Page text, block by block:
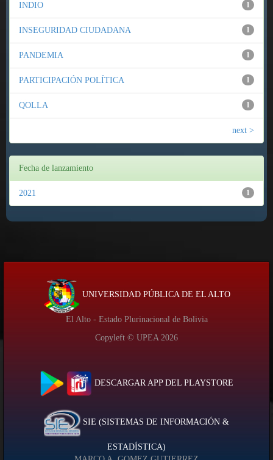
1
INDIO
1
INSEGURIDAD CIUDADANA
1
PANDEMIA
1
PARTICIPACIÓN POLÍTICA
1
QOLLA
next >
Fecha de lanzamiento
1
2021
UNIVERSIDAD PÚBLICA DE EL ALTO
El Alto - Estado Plurinacional de Bolivia
Copyleft © UPEA 2026
DESCARGAR APP DEL PLAYSTORE
SIE (SISTEMAS DE INFORMACIÓN &
ESTADÍSTICA)